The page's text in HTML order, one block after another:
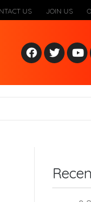
US JOIN US
Fac
ebo
Twitt
er
Yout
ube